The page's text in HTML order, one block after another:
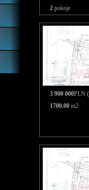
2 pokoje
3 900 000PLN
1700.00 m2